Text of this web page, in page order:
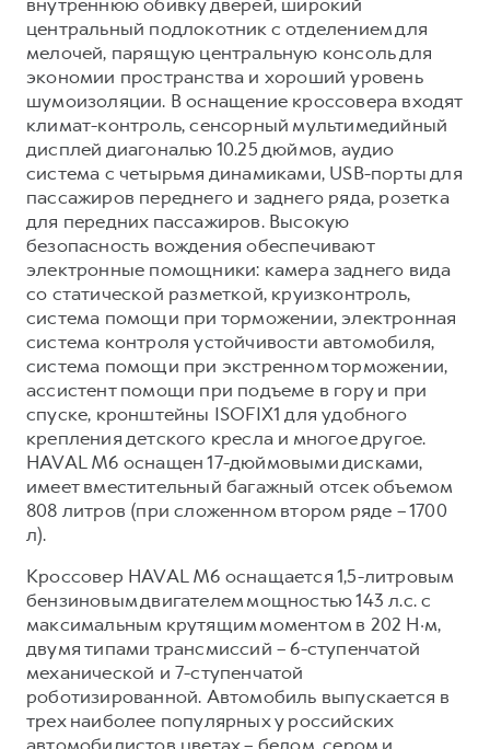
HAVAL Лизинг
АКСЕССУАРЫ HAVAL
Автомобильные аксессуары
Коллекция CITY
Коллекция Базовая
Коллекция Детская
АКСЕССУАРЫ HAVAL
Автомобильные аксессуары
Коллекция CITY
Коллекция Базовая
Коллекция Детская
центральный подлокотник с отделением для
мелочей, парящую центральную консоль для
экономии пространства и хороший уровень
шумоизоляции. В оснащение кроссовера входят
климат-контроль, сенсорный мультимедийный
дисплей диагональю 10.25 дюймов, аудио
система с четырьмя динамиками, USB-порты для
пассажиров переднего и заднего ряда, розетка
для передних пассажиров. Высокую
безопасность вождения обеспечивают
электронные помощники: камера заднего вида
со статической разметкой, круизконтроль,
система помощи при торможении, электронная
система контроля устойчивости автомобиля,
система помощи при экстренном торможении,
ассистент помощи при подъеме в гору и при
спуске, кронштейны ISOFIX1 для удобного
крепления детского кресла и многое другое.
HAVAL M6 оснащен 17-дюймовыми дисками,
имеет вместительный багажный отсек объемом
808 литров (при сложенном втором ряде – 1700
л).
Кроссовер HAVAL M6 оснащается 1,5-литровым
бензиновым двигателем мощностью 143 л.с. с
максимальным крутящим моментом в 202 Н·м,
двумя типами трансмиссий – 6-ступенчатой
механической и 7-ступенчатой
роботизированной. Автомобиль выпускается в
трех наиболее популярных у российских